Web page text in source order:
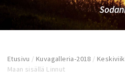
Etusivu /Kuvagalleria-2018 /
Maan sisällä Linnut